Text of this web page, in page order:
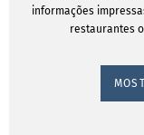
informações
restaurantes